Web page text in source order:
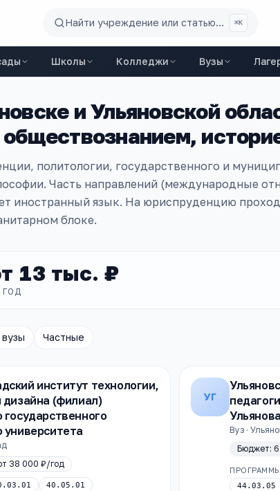
Найти учреждение или статью... ⌘K
Школы Колледжи Вузы
и Ульяновской
обществознанием,
политологии, государственного и
Часть направлений (международные
иностранный язык. На юриспруденцию
блоке.
13 тыс. ₽
ГОД
вузы Частные
институт технологии,
дизайна (филиал)
государственного
университета
38 000 ₽/год
40.05.01
УГ
Ульянова
Вуз ·
Бюджет:
44.03.05